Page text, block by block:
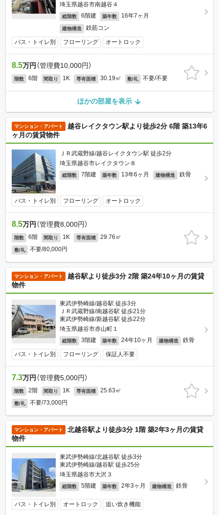
埼玉県越谷市南越谷４
総階数 6階建 築年数 16年7ヶ月
建物構造 鉄筋コン
バス・トイレ別 フローリング オートロック
8.5万円 （管理費10,000円）
階数 6階 間取り 1K 専有面積 30.19㎡ 敷/礼 不要/不要
ほかの部屋を表示
マンション・アパート
越谷レイクタウン駅より徒歩2分 6階 築13年6
ヶ月の賃貸物件
ＪＲ武蔵野線/越谷レイクタウン駅 徒歩2分
埼玉県越谷市レイクタウン８
総階数 7階建 築年数 13年6ヶ月 建物構造 鉄骨
バス・トイレ別 フローリング オートロック
8.5万円 （管理費8,000円）
階数 6階 間取り 1K 専有面積 29.76㎡
敷/礼 不要/80,000円
マンション・アパート
越谷駅より徒歩3分 2階 築24年10ヶ月の賃貸
物件
東武伊勢崎線/越谷駅 徒歩3分
ＪＲ武蔵野線/南越谷駅 徒歩21分
東武伊勢崎線/新越谷駅 徒歩22分
埼玉県越谷市赤山町１
総階数 3階建 築年数 24年10ヶ月 建物構造 鉄骨
バス・トイレ別 フローリング 保証人不要
7.3万円 （管理費5,000円）
階数 2階 間取り 1K 専有面積 25.63㎡
敷/礼 不要/73,000円
マンション・アパート
北越谷駅より徒歩3分 1階 築2年3ヶ月の賃貸
物件
東武伊勢崎線/北越谷駅 徒歩3分
東武伊勢崎線/越谷駅 徒歩25分
埼玉県越谷市大沢３
総階数 5階建 築年数 2年3ヶ月 建物構造 鉄骨
バス・トイレ別 オートロック 追い炊き機能